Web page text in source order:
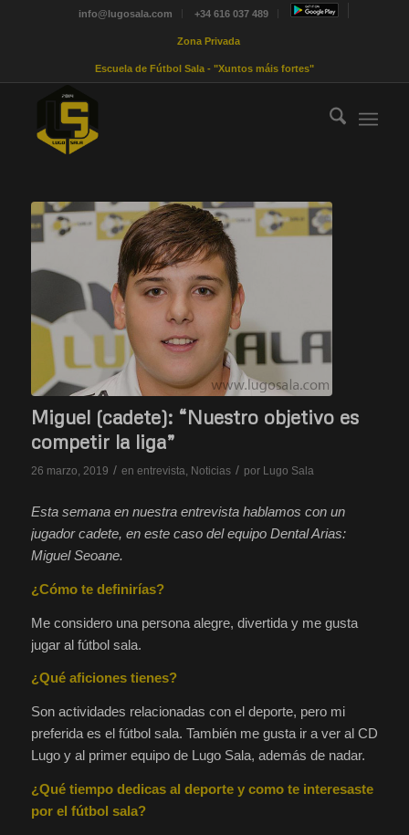
info@lugosala.com +34 616 037 489
Zona Privada
Escuela de Fútbol Sala - "Xuntos máis fortes"
Miguel (cadete): “Nuestro objetivo es
competir la liga”
26 marzo, 2019 / en entrevista, Noticias / por Lugo Sala
Esta semana en nuestra entrevista hablamos con un
jugador cadete, en este caso del equipo Dental Arias:
Miguel Seoane.
¿Cómo te definirías?
Me considero una persona alegre, divertida y me gusta
jugar al fútbol sala.
¿Qué aficiones tienes?
Son actividades relacionadas con el deporte, pero mi
preferida es el fútbol sala. También me gusta ir a ver al CD
Lugo y al primer equipo de Lugo Sala, además de nadar.
¿Qué tiempo dedicas al deporte y como te interesaste
por el fútbol sala?